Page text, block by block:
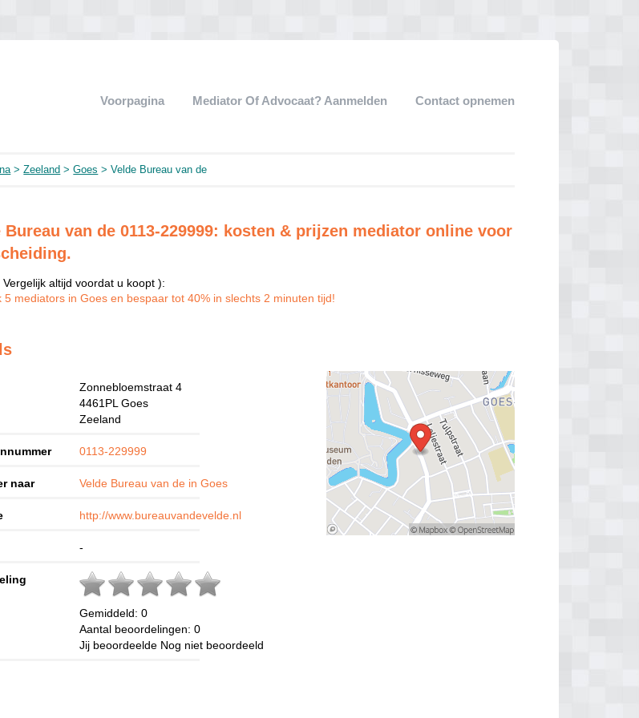
Voorpagina Mediator Of Advocaat? Aanmelden Contact opnemen
>Zeeland >Goes > Velde Bureau van de
Bureau van de 0113-229999: kosten & prijzen mediator online voor
Vergelijk altijd voordat u koopt ):
5 mediators in Goes en bespaar tot 40% in slechts 2 minuten tijd!
Zonnebloemstraat 4
4461PL Goes
Zeeland
0113-229999
naar Velde Bureau van de in Goes
http://www.bureauvandevelde.nl
-
Gemiddeld:0
Aantal beoordelingen:0
Jij beoordeelde Nog niet beoordeeld